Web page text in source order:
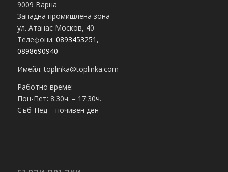
9009 Варна
Западна промишлена зона
ул. Атанас Москов, 40
Телефони: 0893453251 ,
0898690940
Имейл: toplinka@toplinka.com
Работно време:
Пон-Пет: 8:30ч. – 17:30ч.
Съб-Нед – почивен ден